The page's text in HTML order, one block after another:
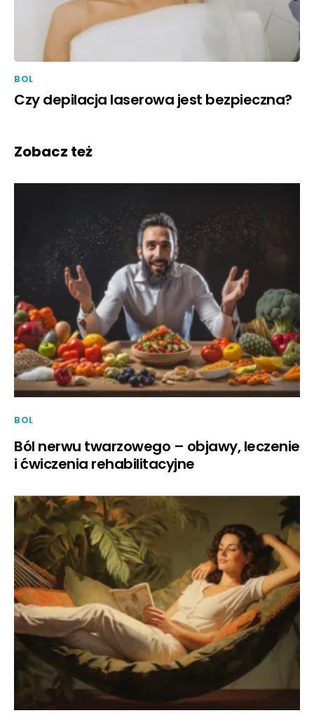
BOL
Czy depilacja laserowa jest bezpieczna?
Zobacz też
BOL
Ból nerwu twarzowego – objawy, leczenie
i ćwiczenia rehabilitacyjne